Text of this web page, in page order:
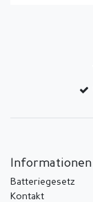
Informationen
Batteriegesetz
Kontakt